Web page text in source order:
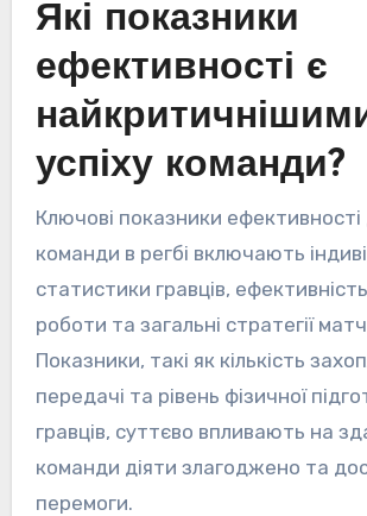
Які показники
ефективності є
успіху команди?
Ключові показники ефективності
команди в регбі включають
статистики гравців,
роботи та загальні стратегії
Показники, такі як кількість
передачі та рівень фізичної
гравців, суттєво впливають на
команди діяти злагоджено та
перемоги.